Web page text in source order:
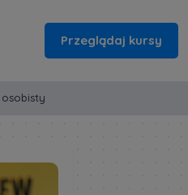
Przeglądaj kursy